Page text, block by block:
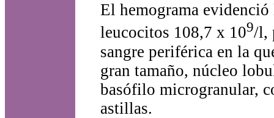
El hemograma
leucocitos 108,7 x 109/l,
sangre periférica en la
gran tamaño, núcleo
basófilo microgranular,
astillas.